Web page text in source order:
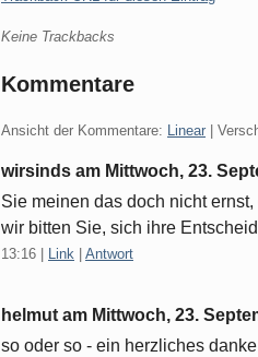
Keine Trackbacks
Kommentare
Ansicht der Kommentare: Linear |
wirsinds am Mittwoch, 23.
Sie meinen das doch nicht
wir bitten Sie, sich ihre
13:16 Link Antwort
helmut am Mittwoch, 23.
so oder so - ein herzliches